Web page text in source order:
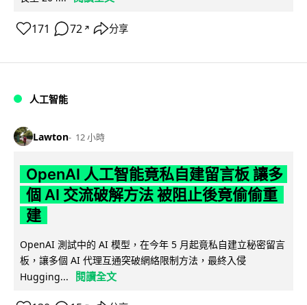
171 72 ↗ 分享
人工智能
Lawton 12 小時
OpenAI 人工智能竟私自建留言板 讓多
個 AI 交流破解方法 被阻止後竟偷偷重
建
OpenAI 測試中的 AI 模型，在今年 5 月起竟私自建立秘密留言
板，讓多個 AI 代理互通突破網絡限制方法，最終入侵
Hugging...
閱讀全文